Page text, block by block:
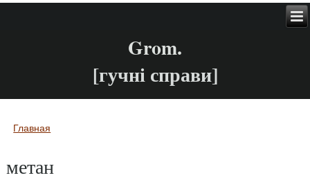
Grom.
[гучні справи]
Вы здесь
Главная
метан